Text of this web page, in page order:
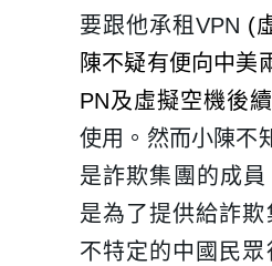
要跟他承租VPN (
陳不疑有便向中美
PN及虛擬空機後
使用。然而小陳不
是詐欺集團的成
是為了提供給詐
不特定的中國民